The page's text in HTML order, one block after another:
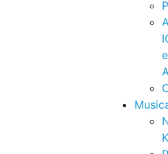
e